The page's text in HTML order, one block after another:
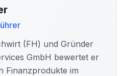
(FH) und Gründer
GmbH bewertet er
Finanzprodukte im